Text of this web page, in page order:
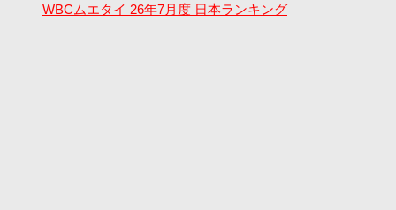
WBCムエタイ 26年7月度 日本ランキング